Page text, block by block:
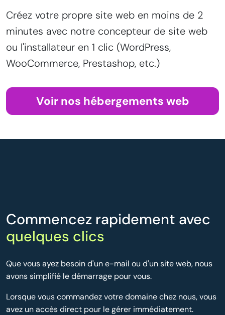
Créez votre propre site web en moins de 2
minutes avec notre concepteur de site web
ou l'installateur en 1 clic (WordPress,
WooCommerce, Prestashop, etc.)
Voir nos hébergements web
Commencez rapidement avec
quelques clics
Que vous ayez besoin d'un e-mail ou d'un site web, nous
avons simplifié le démarrage pour vous.
Lorsque vous commandez votre domaine chez nous, vous
avez un accès direct pour le gérer immédiatement.